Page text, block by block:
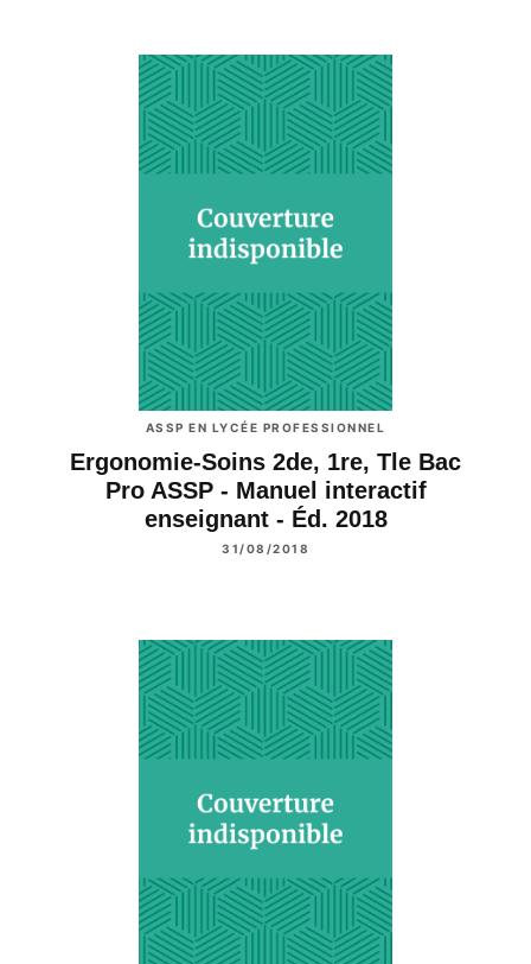
ASSP EN LYCÉE PROFESSIONNEL
Ergonomie-Soins 2de, 1re, Tle Bac
Pro ASSP - Manuel interactif
enseignant - Éd. 2018
31/08/2018